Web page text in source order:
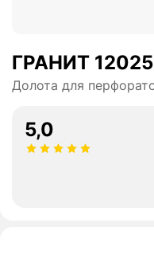
ГРАНИТ
Долота для
5,0